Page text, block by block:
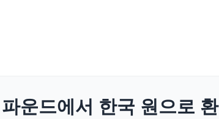
운드에서 한국 원으로 환